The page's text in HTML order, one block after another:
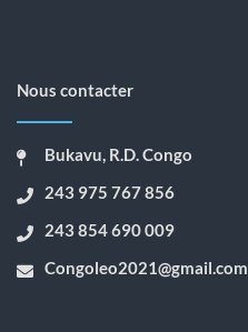
Nous contacter
Bukavu, R.D. Congo
243 975 767 856
243 854 690 009
Congoleo2021@gmail.com